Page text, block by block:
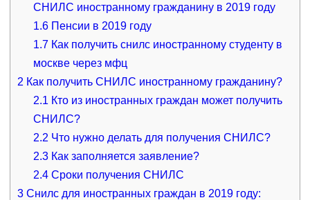
СНИЛС иностранному гражданину в 2019 году
1.6 Пенсии в 2019 году
1.7 Как получить снилс иностранному студенту в
москве через мфц
2 Как получить СНИЛС иностранному гражданину?
2.1 Кто из иностранных граждан может получить
СНИЛС?
2.2 Что нужно делать для получения СНИЛС?
2.3 Как заполняется заявление?
2.4 Сроки получения СНИЛС
3Снилс для иностранных граждан в 2019 году: